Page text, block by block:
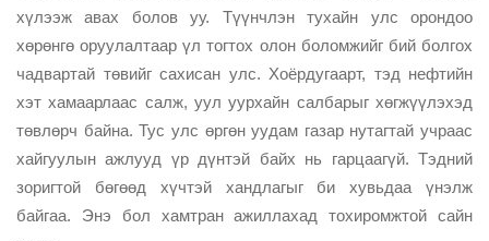
хүлээж авах болов уу. Түүнчлэн тухайн улс орондоо
хөрөнгө оруулалтаар үл тогтох олон боломжийг бий болгох
чадвартай төвийг сахисан улс. Хоёрдугаарт, тэд нефтийн
хэт хамаарлаас салж, уул уурхайн салбарыг хөгжүүлэхэд
төвлөрч байна. Тус улс өргөн уудам газар нутагтай учраас
хайгуулын ажлууд үр дүнтэй байх нь гарцаагүй. Тэдний
зоригтой бөгөөд хүчтэй хандлагыг би хувьдаа үнэлж
байгаа. Энэ бол хамтран ажиллахад тохиромжтой сайн